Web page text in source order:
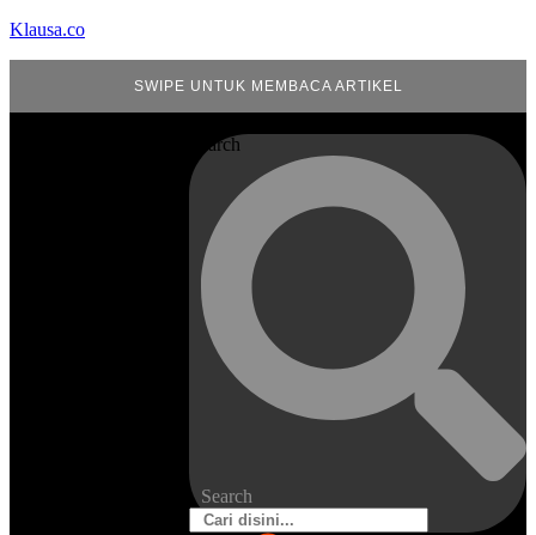
Klausa.co
SWIPE UNTUK MEMBACA ARTIKEL
Search
Search